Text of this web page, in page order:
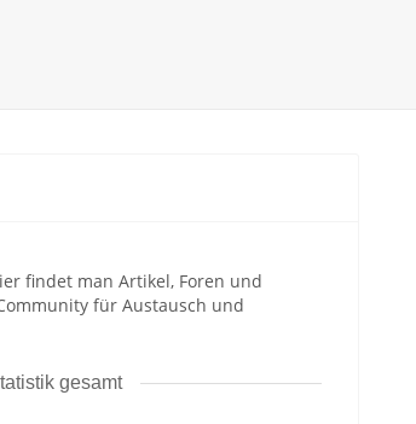
findet man Artikel, Foren und
für Austausch und
gesamt